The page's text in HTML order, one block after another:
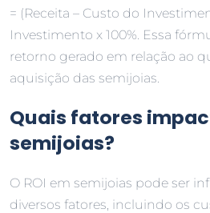
= (Receita – Custo do
Investimento x 100%. Essa
retorno gerado em relação ao
aquisição das semijoias.
Quais fatores
semijoias?
O ROI em semijoias pode ser
diversos fatores, incluindo os